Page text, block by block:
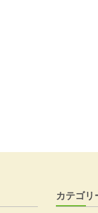
カテゴリ